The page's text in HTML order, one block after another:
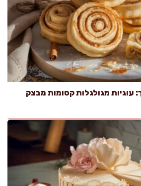
עוגיות מגולגלות קסומות מבצק